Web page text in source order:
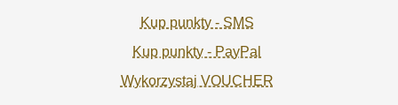
Kup punkty - SMS
Kup punkty - PayPal
Wykorzystaj VOUCHER